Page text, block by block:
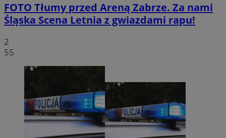
FOTO Tłumy przed Areną Zabrze. Za nami
Śląska Scena Letnia z gwiazdami rapu!
2
55